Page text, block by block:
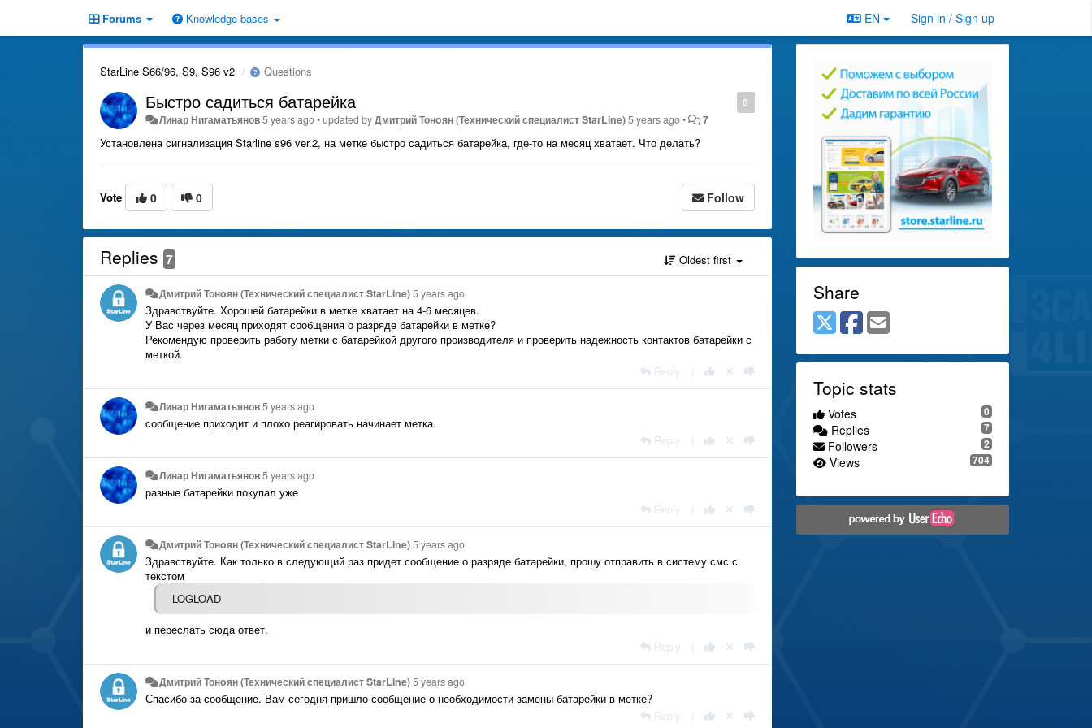
Forums Knowledge bases EN Sign in / Sign up
StarLine S66/96, S9, S96 v2 Questions
0
Быстро садиться батарейка
Линар Нигаматьянов5 years ago•updated byДмитрий Тонoян (Технический специалист StarLine)5 years ago• 7
Установлена сигнализация Starline s96 ver.2, на метке быстро садиться батарейка, где-то на месяц хватает. Что делать?
Vote 0 0 Follow
Replies 7 Oldest first
Дмитрий Тонoян (Технический специалист StarLine)5 years ago
Здравствуйте. Хорошей батарейки в метке хватает на 4-6 месяцев.
У Вас через месяц приходят сообщения о разряде батарейки в метке?
Рекомендую проверить работу метки с батарейкой другого производителя и проверить надежность контактов батарейки с
меткой.
Reply
Линар Нигаматьянов5 years ago
сообщение приходит и плохо реагировать начинает метка.
Reply
Линар Нигаматьянов5 years ago
разные батарейки покупал уже
Reply
Дмитрий Тонoян (Технический специалист StarLine)5 years ago
Здравствуйте. Как только в следующий раз придет сообщение о разряде батарейки, прошу отправить в систему смс с
текстом
LOGLOAD
и переслать сюда ответ.
Reply
Дмитрий Тонoян (Технический специалист StarLine)5 years ago
Спасибо за сообщение. Вам сегодня пришло сообщение о необходимости замены батарейки в метке?
Reply
Share
Topic stats
0
Votes
7
Replies
2
Followers
704
Views